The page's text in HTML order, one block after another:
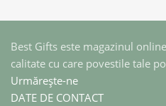
Best Gifts este magazinul
calitate cu care povestile tale
Urmărește-ne
DATE DE CONTACT